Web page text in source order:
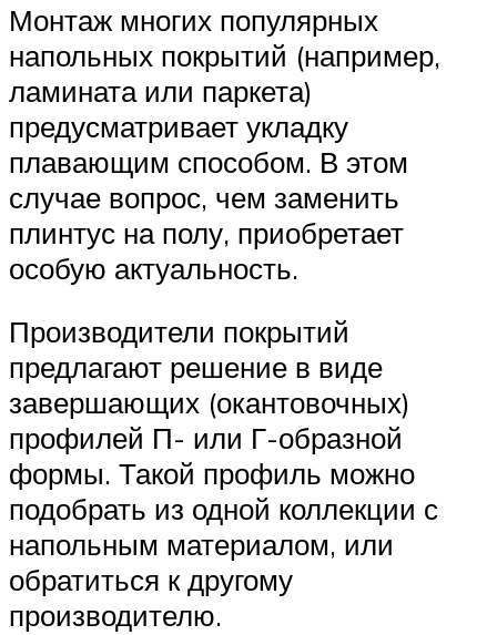
Монтаж многих популярных
напольных покрытий (например,
ламината или паркета)
предусматривает укладку
плавающим способом. В этом
случае вопрос, чем заменить
плинтус на полу, приобретает
особую актуальность.
Производители покрытий
предлагают решение в виде
завершающих (окантовочных)
профилей П- или Г-образной
формы. Такой профиль можно
подобрать из одной коллекции с
напольным материалом, или
обратиться к другому
производителю.